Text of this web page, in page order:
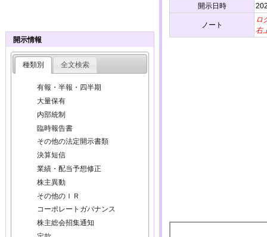
開示日時
ノート
ロ
右
開示情報
種類別 全文検索
有報・半報・四半期
大量保有
内部統制
臨時報告書
その他の法定開示書類
決算短信
業績・配当予想修正
株主異動
その他のＩＲ
コーポレートガバナンス
株主総会招集通知